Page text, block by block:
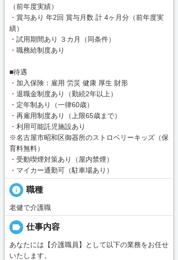
（前年度実績）
・賞与あり 年2回 賞与月数 計 4ヶ月分（前年度実
績）
・試用期間あり ３カ月（同条件）
・職務給制度あり
■待遇
・加入保険：雇用 労災 健康 厚生 財形
・退職金制度あり（勤続2年以上）
・定年制あり（一律60歳）
・再雇用制度あり（上限65歳まで）
・利用可能託児施設あり
※名古屋市昭和区御器所のストロベリーキッズ（保
育料無料）
・受動喫煙対策あり（屋内禁煙）
・マイカー通勤可（駐車場あり）
info 職種
老健で介護職
label 仕事内容
あなたには【介護職員】として以下の業務をお任せ
いたします。